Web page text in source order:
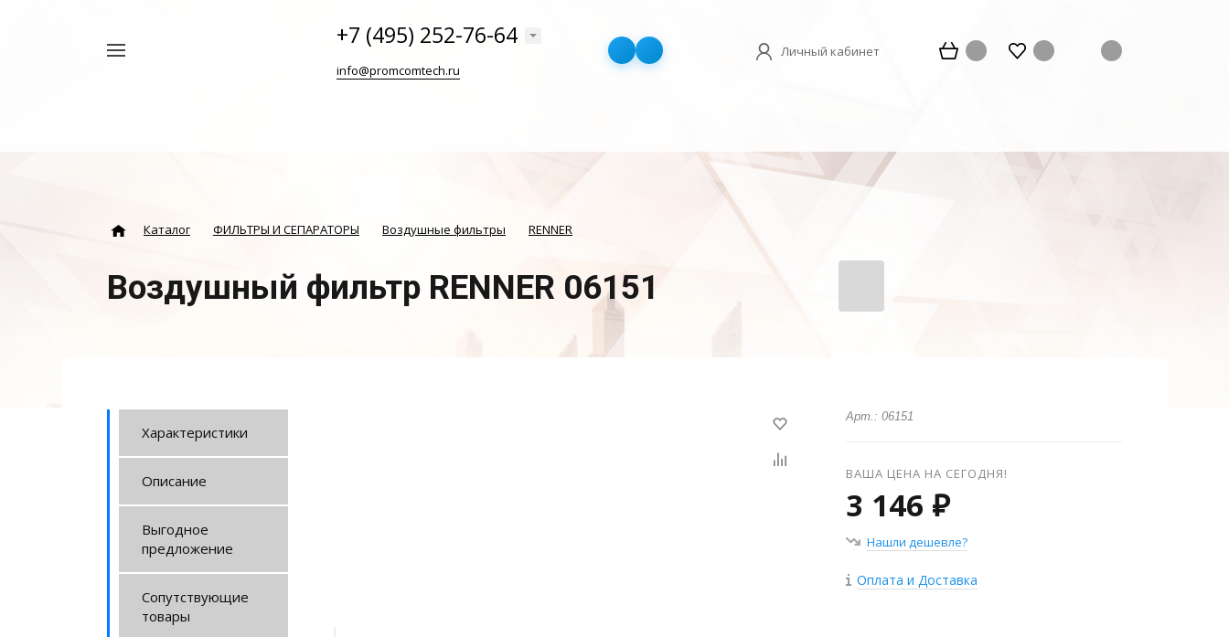
+7 (495) 252-76-64
info@promcomtech.ru
Личный кабинет
Каталог ФИЛЬТРЫ И СЕПАРАТОРЫ Воздушные фильтры RENNER
Воздушный фильтр RENNER 06151
Характеристики
Описание
Выгодное
предложение
Сопутствующие
товары
Арт.: 06151
ВАША ЦЕНА НА СЕГОДНЯ!
3 146 ₽
Нашли дешевле?
Оплата и Доставка